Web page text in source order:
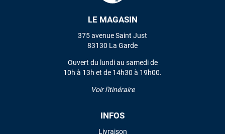
LE MAGASIN
375 avenue Saint Just
83130 La Garde
Ouvert du lundi au samedi de
10h à 13h et de 14h30 à 19h00.
Voir l'itinéraire
INFOS
Livraison
VOIR TOUS LES AVIS
LAISSER UN AVIS